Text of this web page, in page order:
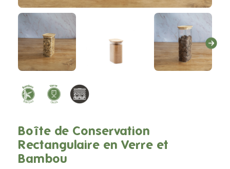
Boîte de Conservation
Rectangulaire en Verre et
Bambou